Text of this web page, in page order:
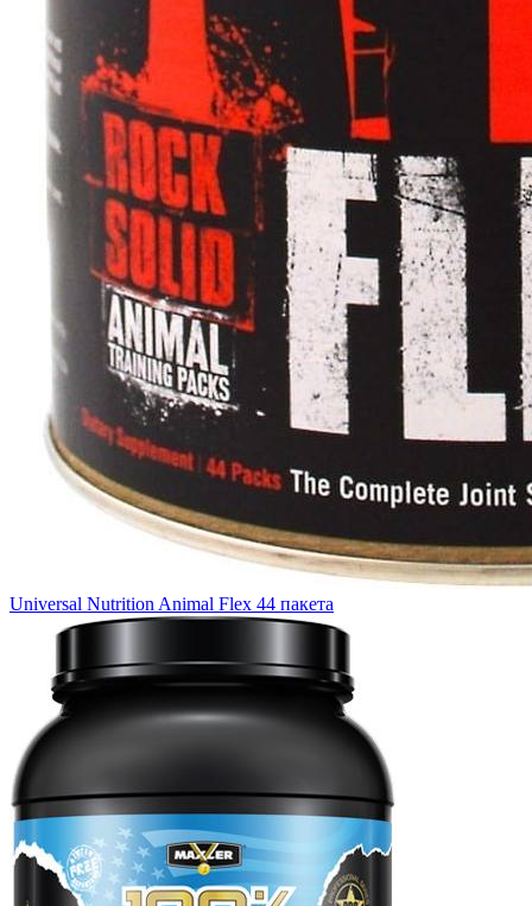
Universal Nutrition Animal Flex 44 пакета